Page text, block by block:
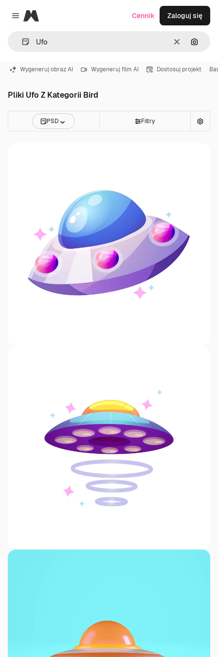
Close menu
Magnific
WyczyśćSzukaj
Cennik Zaloguj się
Wygeneruj obraz AI Wygeneruj film AI Dostosuj projekt
Pliki Ufo Z Kategorii Bird
PSD Filtry